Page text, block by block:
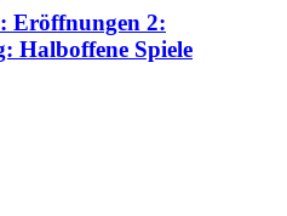
Eröffnungen 2:
Halboffene Spiele